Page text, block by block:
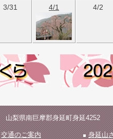
3/31 4/1 4/2
梨県南巨摩郡身延町身延4252
交通のご案内
身延山